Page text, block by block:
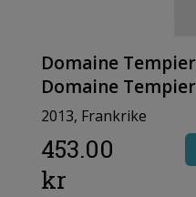
Domaine
Domaine Tempier
2013, Frankrike
453.00
kr